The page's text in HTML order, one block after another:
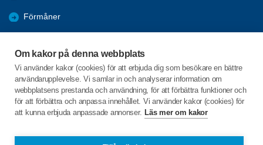
Om kakor på denna webbplats
Vi använder kakor (cookies) för att erbjuda dig som besökare en bättre
användarupplevelse. Vi samlar in och analyserar information om
webbplatsens prestanda och användning, för att förbättra funktioner och
för att förbättra och anpassa innehållet. Vi använder kakor (cookies) för
att kunna erbjuda anpassade annonser. Läs mer om kakor
Förmåner
Tanums kommun
Valet 2026
C/o:Inga-Lill Sörgard